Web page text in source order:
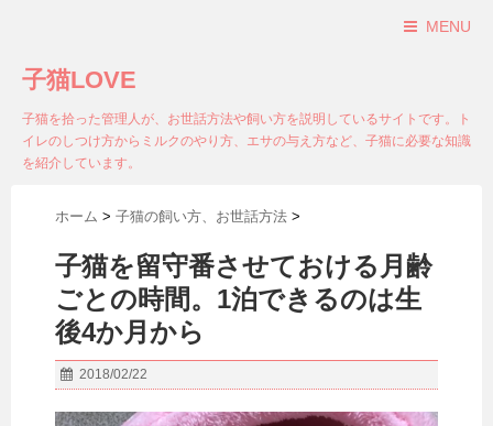
MENU
子猫LOVE
子猫を拾った管理人が、お世話方法や飼い方を説明しているサイトです。ト
イレのしつけ方からミルクのやり方、エサの与え方など、子猫に必要な知識
を紹介しています。
ホーム > 子猫の飼い方、お世話方法 >
子猫を留守番させておける月齢
ごとの時間。1泊できるのは生
後4か月から
2018/02/22